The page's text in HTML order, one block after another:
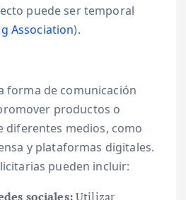
puede ser temporal
Association).
forma de comunicación
productos o
diferentes medios, como
y plataformas digitales.
pueden incluir:
sociales:Utilizar